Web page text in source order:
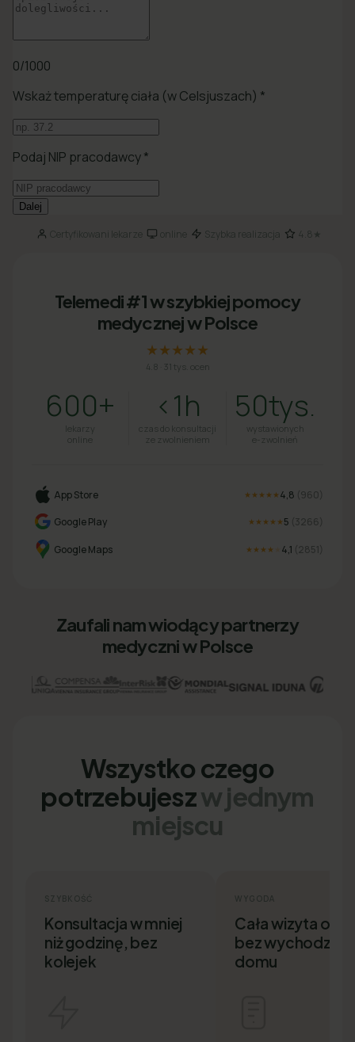
Certyfikowani lekarze· online· Szybka realizacja 4.8★
Telemedi #1 w szybkiej pomocy
medycznej w Polsce
★★★★★
4.8 31 tys. ocen
600+
lekarzy
online
<1h
czas do konsultacji
ze zwolnieniem
50tys.
wystawionych
e-zwolnień
App Store ★★★★★ 4,8 (960
Google Play
★★★★★ 5 (3266
Google Maps ★★★★ 4,1 (2851
Zaufali nam wiodący partnerzy
medyczni w Polsce
Wszystko czego
potrzebujeszw jednym
miejscu
SZYBKOŚĆ
Konsultacja w mniej
niż godzinę, bez
kolejek
WYGODA
Cała wizyta
bez
domu